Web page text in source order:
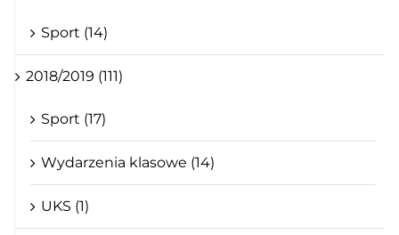
Sport (14)
2018/2019 (111)
Sport (17)
Wydarzenia klasowe (14)
UKS (1)